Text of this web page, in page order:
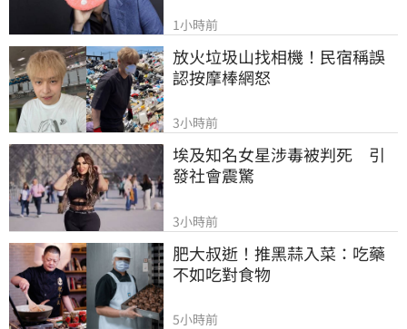
1小時前
放火垃圾山找相機！民宿稱誤
認按摩棒網怒
3小時前
埃及知名女星涉毒被判死　引
發社會震驚
3小時前
肥大叔逝！推黑蒜入菜：吃藥
不如吃對食物
5小時前